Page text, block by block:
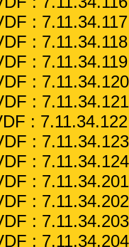
:
:
:
:
:
:
:
:
:
:
:
: